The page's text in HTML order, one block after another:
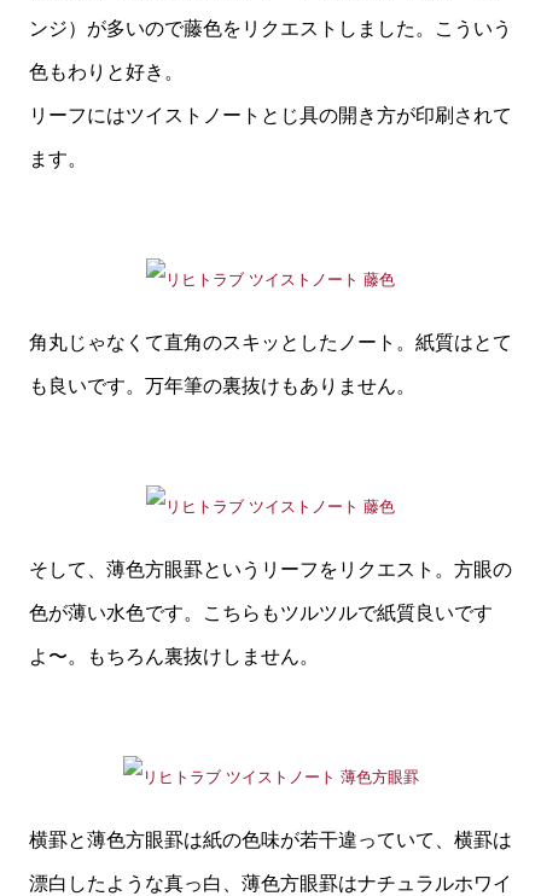
ンジ）が多いので藤色をリクエストしました。こういう
色もわりと好き。
リーフにはツイストノートとじ具の開き方が印刷されて
ます。
角丸じゃなくて直角のスキッとしたノート。紙質はとて
も良いです。万年筆の裏抜けもありません。
そして、薄色方眼罫というリーフをリクエスト。方眼の
色が薄い水色です。こちらもツルツルで紙質良いです
よ〜。もちろん裏抜けしません。
横罫と薄色方眼罫は紙の色味が若干違っていて、横罫は
漂白したような真っ白、薄色方眼罫はナチュラルホワイ